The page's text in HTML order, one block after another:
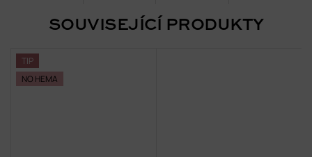
SOUVISEJÍCÍ PRODUKTY
TIP
NO HEMA